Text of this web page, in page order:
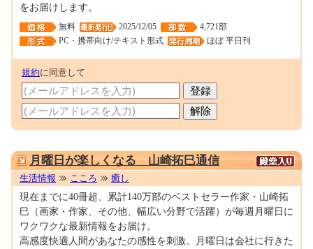
をお届けします。
無料 2025/12/05
4,721部
PC・携帯向け/テキスト形式
ほぼ 平日刊
規約に同意して
月曜日が楽しくなる 山崎拓巳通信
生活情報 こころ 癒し
現在までに40冊超、累計140万部のベストセラー作家・山崎拓
巳（画家・作家、その他、幅広い分野で活躍）が毎週月曜日に
ワクワクな最新情報をお届け。
高感度快適人間があなたの感性を刺激。月曜日は会社に行きた